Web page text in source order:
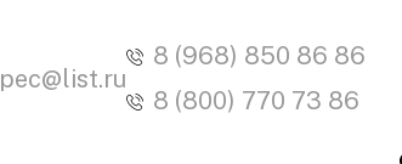
8 (968) 850 86 86
8 (800) 770 73 86